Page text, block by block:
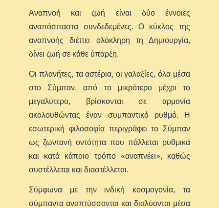
Αναπνοή και ζωή είναι δύο έννοιες
αναπόσπαστα συνδεδεμένες. Ο κύκλος της
αναπνοής διέπει ολόκληρη τη Δημιουργία,
δίνει ζωή σε κάθε ύπαρξη.
Οι πλανήτες, τα αστέρια, οι γαλαξίες, όλα μέσα
στο Σύμπαν, από το μικρότερο μέχρι το
μεγαλύτερο, βρίσκονται σε αρμονία
ακολουθώντας έναν συμπαντικό ρυθμό. Η
εσωτερική φιλοσοφία περιγράφει το Σύμπαν
ως ζωντανή οντότητα που πάλλεται ρυθμικά
και κατά κάποιο τρόπο «αναπνέει», καθώς
συστέλλεται και διαστέλλεται.
Σύμφωνα με την ινδική κοσμογονία, τα
σύμπαντα αναπτύσσονται και διαλύονται μέσα